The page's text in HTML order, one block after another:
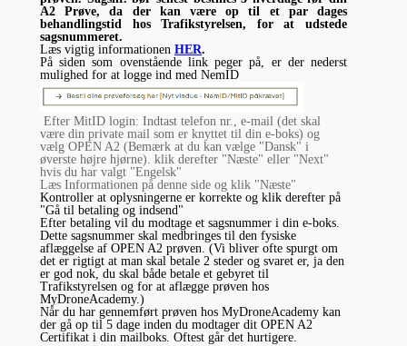
A2 Prøve, da der kan være op til et par dages
behandlingstid hos Trafikstyrelsen, for at udstede
sagsnummeret.
Læs vigtig informationen HER.
På siden som ovenstående link peger på, er der nederst
mulighed for at logge ind med NemID
Efter MitID login: Indtast telefon nr., e-mail (det skal
være din private mail som er knyttet til din e-boks) og
vælg OPEN A2 (Bemærk at du kan vælge "Dansk" i
øverste højre hjørne). klik derefter "Næste" eller "Next"
hvis du har valgt "Engelsk"
Læs Informationen på denne side og klik "Næste"
Kontroller at oplysningerne er korrekte og klik derefter på
"Gå til betaling og indsend"
Efter betaling vil du modtage et sagsnummer i din e-boks.
Dette sagsnummer skal medbringes til den fysiske
aflæggelse af OPEN A2 prøven. (Vi bliver ofte spurgt om
det er rigtigt at man skal betale 2 steder og svaret er, ja den
er god nok, du skal både betale et gebyret til
Trafikstyrelsen og for at aflægge prøven hos
MyDroneAcademy.)
Når du har gennemført prøven hos MyDroneAcademy kan
der gå op til 5 dage inden du modtager dit OPEN A2
Certifikat i din mailboks. Oftest går det hurtigere.